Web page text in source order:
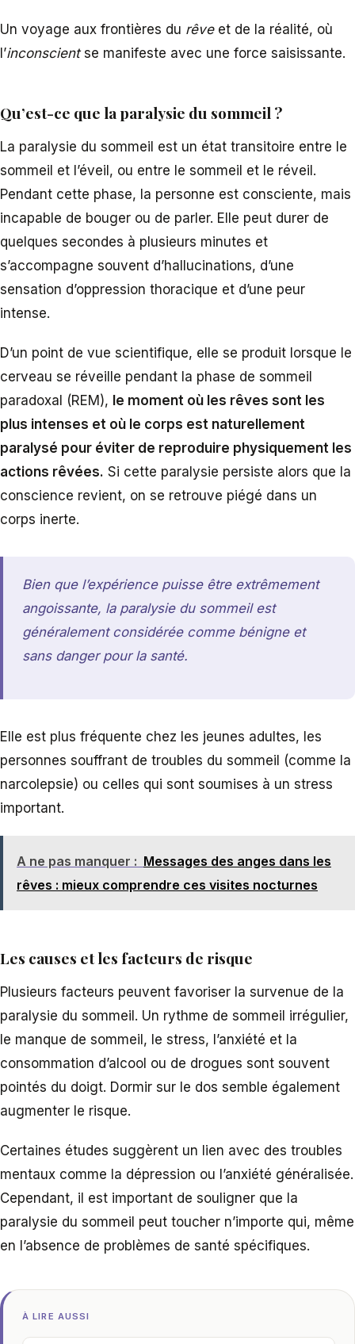
Un voyage aux frontières du rêveet de la réalité, où
l’inconscientse manifeste avec une force saisissante.
Qu’est-ce que la paralysie du sommeil ?
La paralysie du sommeil est un état transitoire entre le
sommeil et l’éveil, ou entre le sommeil et le réveil.
Pendant cette phase, la personne est consciente, mais
incapable de bouger ou de parler. Elle peut durer de
quelques secondes à plusieurs minutes et
s’accompagne souvent d’hallucinations, d’une
sensation d’oppression thoracique et d’une peur
intense.
D’un point de vue scientifique, elle se produit lorsque le
cerveau se réveille pendant la phase de sommeil
paradoxal (REM), le moment où les rêves sont les
plus intenses et où le corps est naturellement
paralysé pour éviter de reproduire physiquement les
actions rêvées. Si cette paralysie persiste alors que la
conscience revient, on se retrouve piégé dans un
corps inerte.
Bien que l’expérience puisse être extrêmement
angoissante, la paralysie du sommeil est
généralement considérée comme bénigne et
sans danger pour la santé.
Elle est plus fréquente chez les jeunes adultes, les
personnes souffrant de troubles du sommeil (comme la
narcolepsie) ou celles qui sont soumises à un stress
important.
A ne pas manquer : Messages des anges dans les
rêves : mieux comprendre ces visites nocturnes
Les causes et les facteurs de risque
Plusieurs facteurs peuvent favoriser la survenue de la
paralysie du sommeil. Un rythme de sommeil irrégulier,
le manque de sommeil, le stress, l’anxiété et la
consommation d’alcool ou de drogues sont souvent
pointés du doigt. Dormir sur le dos semble également
augmenter le risque.
Certaines études suggèrent un lien avec des troubles
mentaux comme la dépression ou l’anxiété généralisée.
Cependant, il est important de souligner que la
paralysie du sommeil peut toucher n’importe qui, même
en l’absence de problèmes de santé spécifiques.
À LIRE AUSSI